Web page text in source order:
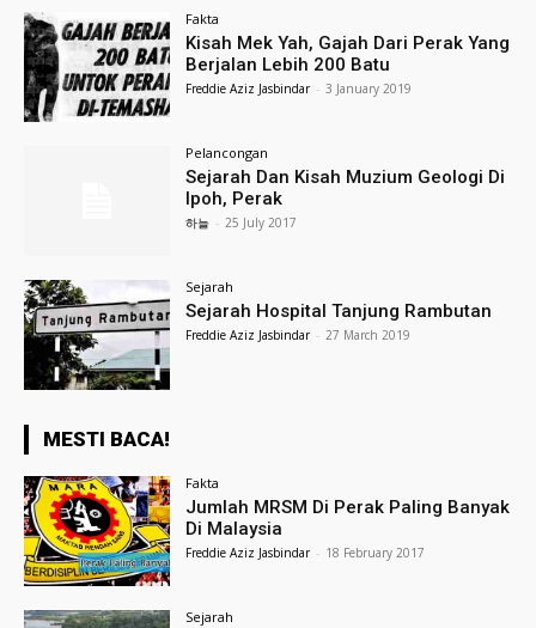
Fakta
Kisah Mek Yah, Gajah Dari Perak Yang
Berjalan Lebih 200 Batu
Freddie Aziz Jasbindar - 3 January 2019
Pelancongan
Sejarah Dan Kisah Muzium Geologi Di
Ipoh, Perak
하늘 - 25 July 2017
Sejarah
Sejarah Hospital Tanjung Rambutan
Freddie Aziz Jasbindar - 27 March 2019
MESTI BACA!
Fakta
Jumlah MRSM Di Perak Paling Banyak
Di Malaysia
Freddie Aziz Jasbindar - 18 February 2017
Sejarah